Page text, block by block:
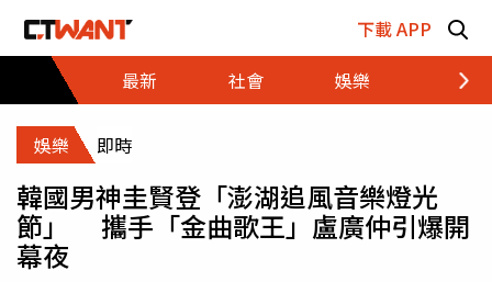
下載 APP
最新
社會 娛樂 財經
娛樂 即時
韓國男神圭賢登「澎湖追風音樂燈光
節」 攜手「金曲歌王」盧廣仲引爆開
幕夜